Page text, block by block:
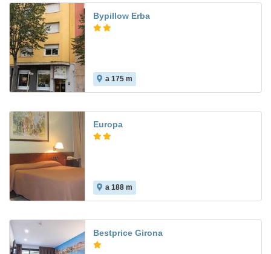
Bypillow Erba
a 175 m
Europa
a 188 m
Bestprice Girona